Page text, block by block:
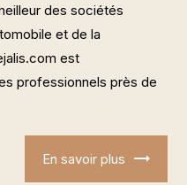
des sociétés
et de la
est
professionnels près de
En savoir plus